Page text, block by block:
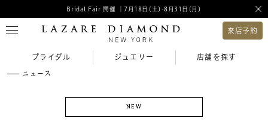
Bridal Fair 開催 ｜7月18日(土)-8月31日(月)
来店予約
ブライダル ジュエリー 店舗を探す
ニュース
NEW